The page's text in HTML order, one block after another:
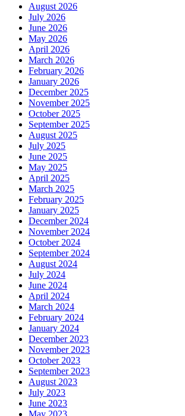
August 2026
July 2026
June 2026
May 2026
April 2026
March 2026
February 2026
January 2026
December 2025
November 2025
October 2025
September 2025
August 2025
July 2025
June 2025
May 2025
April 2025
March 2025
February 2025
January 2025
December 2024
November 2024
October 2024
September 2024
August 2024
July 2024
June 2024
April 2024
March 2024
February 2024
January 2024
December 2023
November 2023
October 2023
September 2023
August 2023
July 2023
June 2023
May 2023